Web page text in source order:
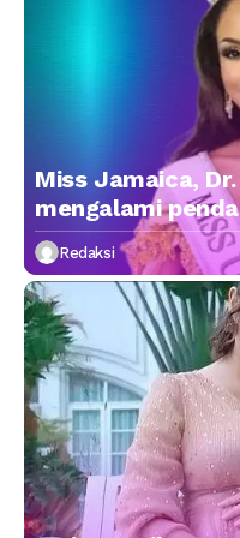
Miss Jamaica,
mengalami
Redaksi